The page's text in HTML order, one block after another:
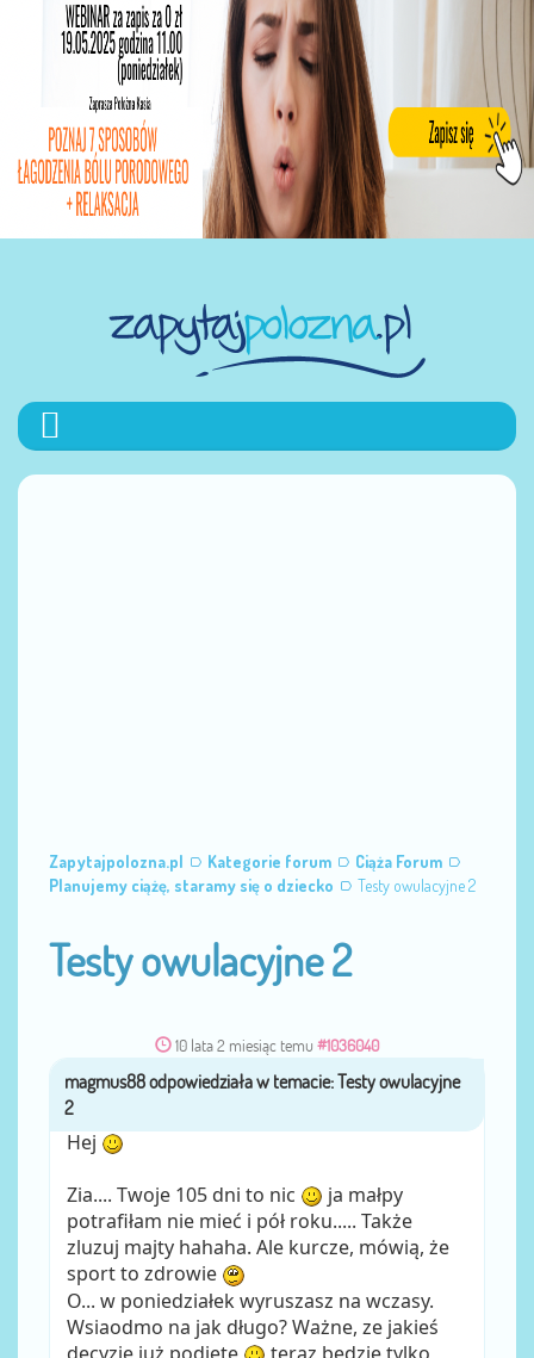
Zapytajpolozna.pl Kategorie forum
Ciąża Forum
Planujemy ciążę, staramy się o dziecko
Testy owulacyjne 2
Testy owulacyjne 2
10 lata 2 miesiąc temu #1036040
przezmagmus88
Hej
Zia.... Twoje 105 dni to nic
ja małpy
potrafiłam nie mieć i pół roku..... Także
zluzuj majty hahaha. Ale kurcze, mówią, że
sport to zdrowie
O... w poniedziałek wyruszasz na wczasy.
Wsiaodmo na jak długo? Ważne, ze jakieś